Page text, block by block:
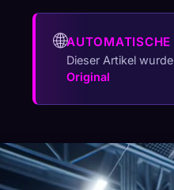
🌐AUTOMATISCHE
Dieser Artikel
Original
0 12 -